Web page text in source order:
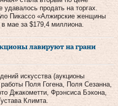
удавалось продать на торгах.
Пикассо «Алжирские женщины
мае за $179,4 миллиона.
лавируют на грани
искусства (аукционы
Поля Гогена, Поля Сезанна,
Джакометти, Фрэнсиса Бэкона,
Климта.